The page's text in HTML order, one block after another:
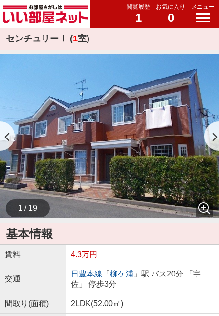
閲覧履歴
1
お気に入り
0
メニュー
センチュリーⅠ (1室)
1 / 19
基本情報
賃料 4.3万円
交通
日豊本線 「 柳ケ浦 」駅 バス20分 「宇
佐」 停歩3分
間取り(面積) 2LDK(52.00㎡)